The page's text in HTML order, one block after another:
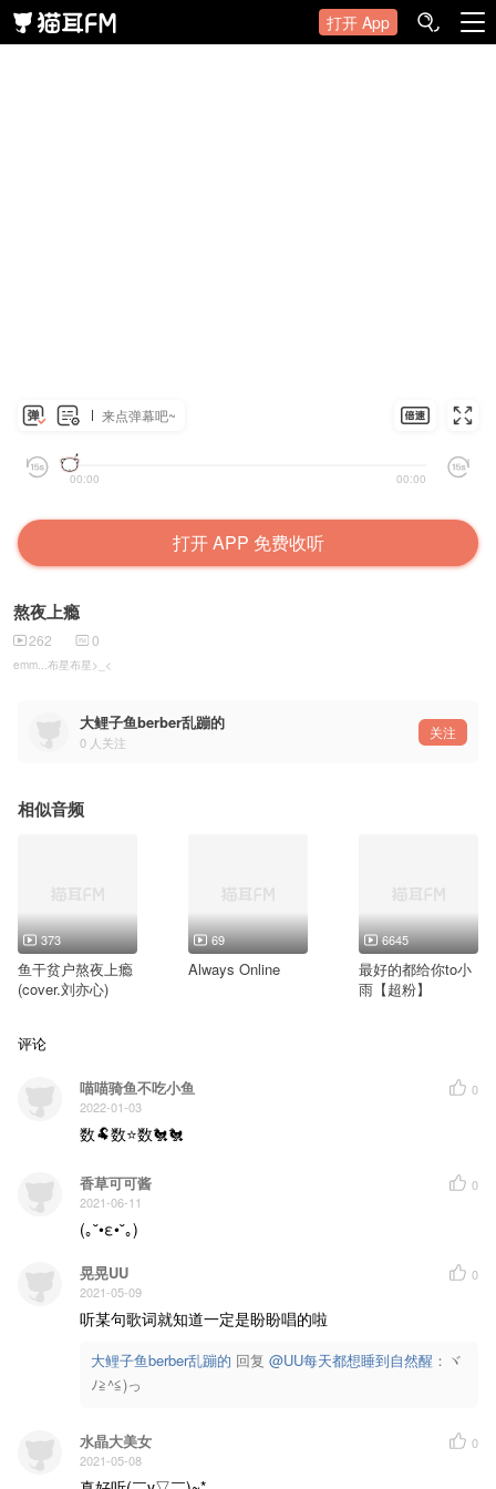
打开 App
来点弹幕吧~
00:00 00:00
打开 APP 免费收听
熬夜上瘾
262 0
emm...布星布星>_<
大鲤子鱼berber乱蹦的
0 人关注
关注
相似音频
373
鱼干贫户熬夜上瘾
(cover.刘亦心)
69
Always Online
6645
最好的都给你to小
雨【超粉】
评论
喵喵骑鱼不吃小鱼
2022-01-03
0
数🐏数⭐数🐔🐔
香草可可酱
2021-06-11
0
(｡˘•ε•˘｡)
晃晃UU
2021-05-09
0
听某句歌词就知道一定是盼盼唱的啦
大鲤子鱼berber乱蹦的 回复 @UU每天都想睡到自然醒 ：ヾ
ﾉ≧^≦)っ
水晶大美女
2021-05-08
0